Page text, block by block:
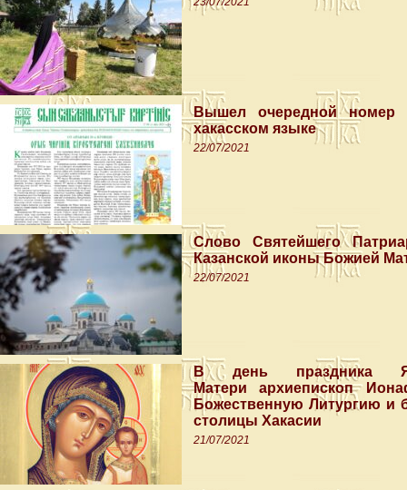
Вышел очередной номер
хакасском языке
22/07/2021
Слово Святейшего
Казанской иконы Божией
22/07/2021
В день праздника
Матери архиепископ
Божественную Литургию и
столицы Хакасии
21/07/2021